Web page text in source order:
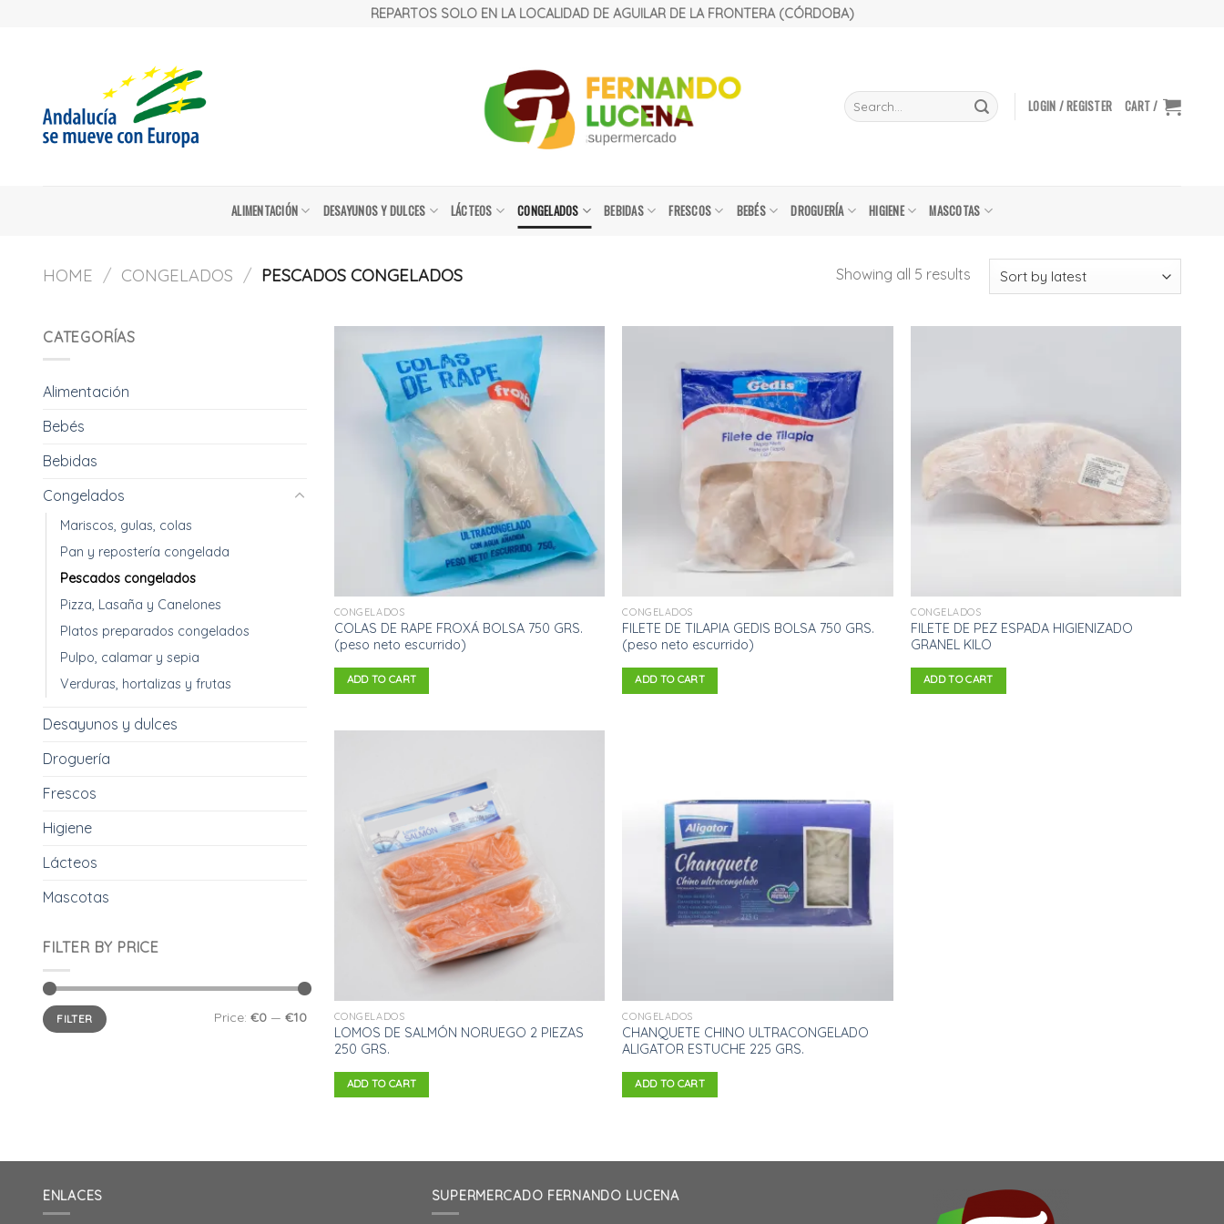
REPARTOS SOLO EN LA LOCALIDAD DE AGUILAR DE LA FRONTERA (CÓRDOBA)
Search
for:
LOGIN / REGISTER CART /
ALIMENTACIÓN DESAYUNOS Y DULCES LÁCTEOS CONGELADOS BEBIDAS FRESCOS BEBÉS DROGUERÍA HIGIENE MASCOTAS
HOME / CONGELADOS / PESCADOS CONGELADOS Showing all 5 results
CATEGORÍAS
Alimentación
Bebés
Bebidas
Congelados
Mariscos, gulas, colas
Pan y repostería congelada
Pescados congelados
Pizza, Lasaña y Canelones
Platos preparados congelados
Pulpo, calamar y sepia
Verduras, hortalizas y frutas
Desayunos y dulces
Droguería
Frescos
Higiene
Lácteos
Mascotas
FILTER BY PRICE
FILTER Price: €0 — €10
CONGELADOS
COLAS DE RAPE FROXÁ BOLSA 750 GRS.
(peso neto escurrido)
ADD TO CART
Añadir
a la
lista
CONGELADOS
FILETE DE TILAPIA GEDIS BOLSA 750 GRS.
(peso neto escurrido)
ADD TO CART
CONGELADOS
FILETE DE PEZ ESPADA HIGIENIZADO
GRANEL KILO
ADD TO CART
CONGELADOS
LOMOS DE SALMÓN NORUEGO 2 PIEZAS
250 GRS.
ADD TO CART
lista
deseos
CONGELADOS
CHANQUETE CHINO ULTRACONGELADO
ALIGATOR ESTUCHE 225 GRS.
ADD TO CART
ENLACES SUPERMERCADO FERNANDO LUCENA